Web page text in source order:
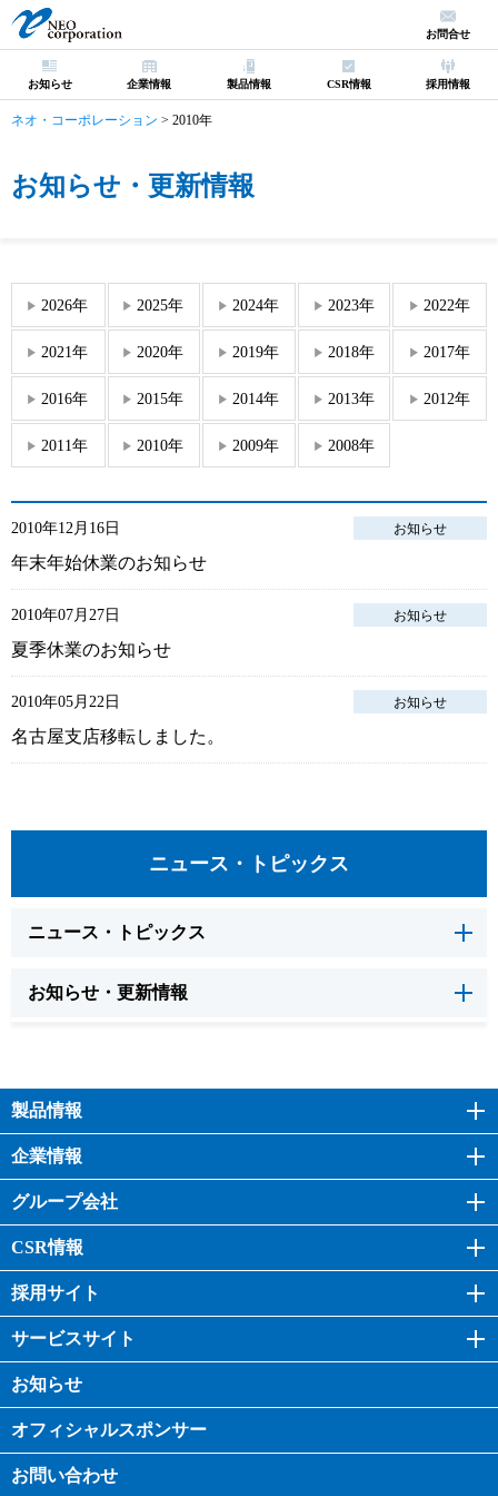
お知らせ 企業情報 製品情報 CSR情報 採用情報
お問合せ
ネオ・コーポレーション > 2010年
お知らせ・更新情報
2026年 2025年 2024年 2023年 2022年
2021年 2020年 2019年 2018年 2017年
2016年 2015年 2014年 2013年 2012年
2011年 2010年 2009年 2008年
2010年12月16日 お知らせ
年末年始休業のお知らせ
2010年07月27日 お知らせ
夏季休業のお知らせ
2010年05月22日 お知らせ
名古屋支店移転しました。
ニュース・トピックス
ニュース・トピックス
お知らせ・更新情報
製品情報
企業情報
グループ会社
CSR情報
採用サイト
サービスサイト
お知らせ
オフィシャルスポンサー
お問い合わせ